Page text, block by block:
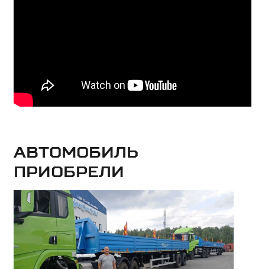
Автомобиль
приобрели